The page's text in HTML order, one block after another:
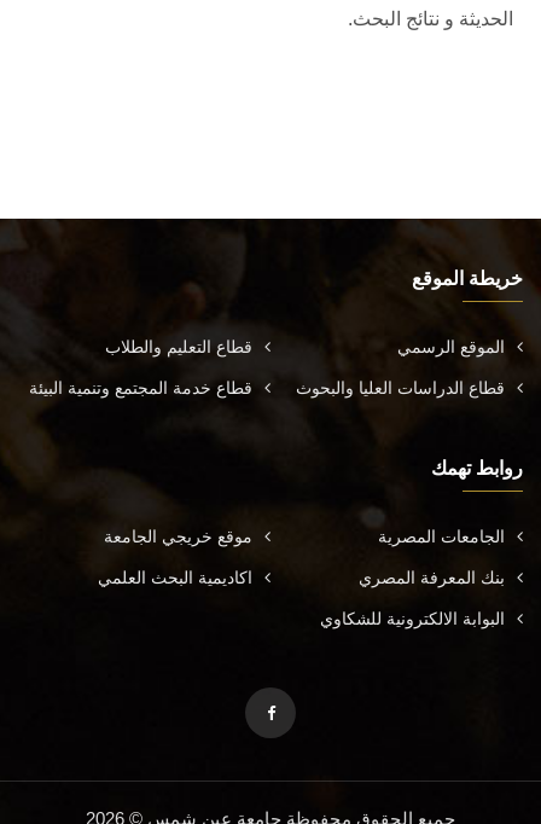
الحديثة و نتائج البحث.
خريطة الموقع
الموقع الرسمي قطاع التعليم والطلاب
قطاع الدراسات العليا والبحوث قطاع خدمة المجتمع وتنمية البيئة
روابط تهمك
الجامعات المصرية موقع خريجي الجامعة
بنك المعرفة المصري اكاديمية البحث العلمي
البوابة الالكترونية للشكاوي
جميع الحقوق محفوظة جامعة عين شمس © 2026